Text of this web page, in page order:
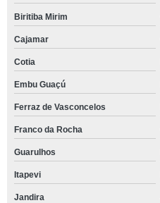
Biritiba Mirim
Cajamar
Cotia
Embu Guaçú
Ferraz de Vasconcelos
Franco da Rocha
Guarulhos
Itapevi
Jandira